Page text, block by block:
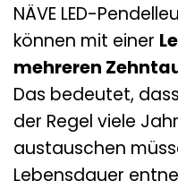
NÄVE LED-
können mit einer
mehreren
Das bedeutet,
der Regel viele
austauschen
Lebensdauer